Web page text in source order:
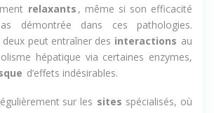
intoxicante, est reconnu pour ses
relaxants
, même si son efficacité
démontrée dans ces pathologies.
deux peut entraîner desinteractionsau
hépatique via certaines enzymes,